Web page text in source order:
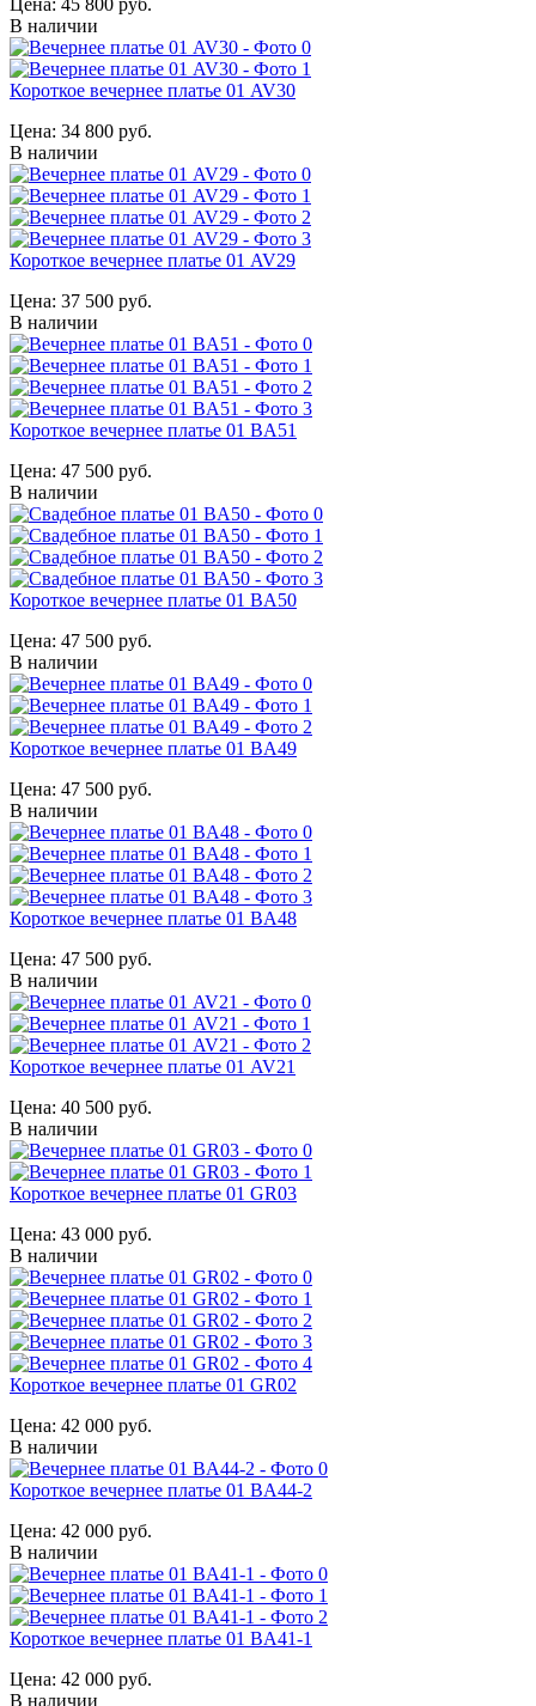
В наличии
Короткое вечернее платье 01 AV30
Цена: 34 800 руб.
В наличии
Короткое вечернее платье 01 AV29
Цена: 37 500 руб.
В наличии
Короткое вечернее платье 01 BA51
Цена: 47 500 руб.
В наличии
Короткое вечернее платье 01 BA50
Цена: 47 500 руб.
В наличии
Короткое вечернее платье 01 BA49
Цена: 47 500 руб.
В наличии
Короткое вечернее платье 01 BA48
Цена: 47 500 руб.
В наличии
Короткое вечернее платье 01 AV21
Цена: 40 500 руб.
В наличии
Короткое вечернее платье 01 GR03
Цена: 43 000 руб.
В наличии
Короткое вечернее платье 01 GR02
Цена: 42 000 руб.
В наличии
Короткое вечернее платье 01 BA44-2
Цена: 42 000 руб.
В наличии
Короткое вечернее платье 01 BA41-1
Цена: 42 000 руб.
В наличии